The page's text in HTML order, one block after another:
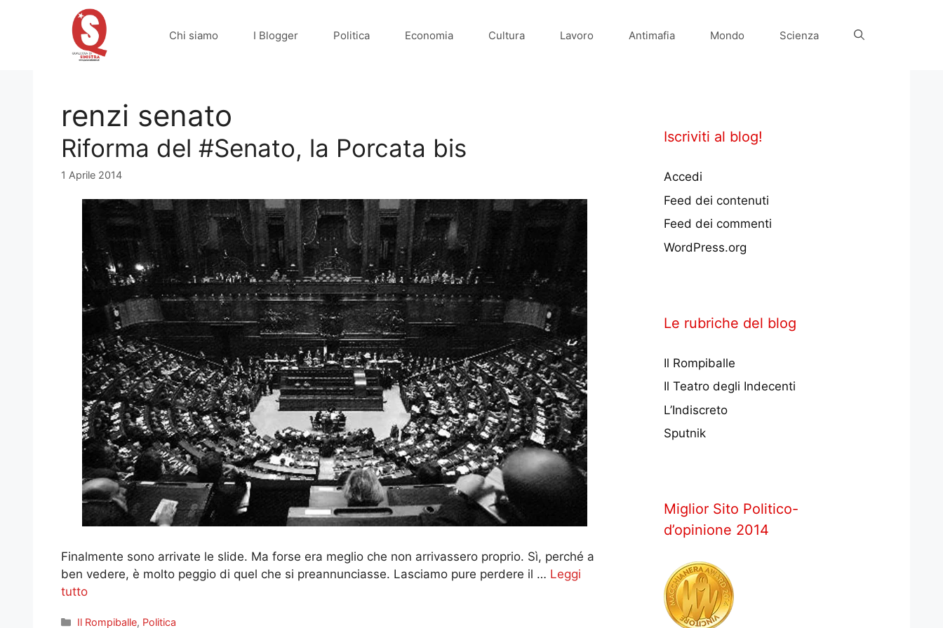
Chi siamo I Blogger Politica Economia Cultura Lavoro Antimafia Mondo Scienza
renzi senato
Riforma del #Senato, la Porcata bis
1 Aprile 2014
Finalmente sono arrivate le slide. Ma forse era meglio che non arrivassero proprio. Sì, perché a
ben vedere, è molto peggio di quel che si preannunciasse. Lasciamo pure perdere il … Leggi
tutto
Categorie
Il Rompiballe, Politica
Iscriviti al blog!
Accedi
Feed dei contenuti
Feed dei commenti
WordPress.org
Le rubriche del blog
Il Rompiballe
Il Teatro degli Indecenti
L’Indiscreto
Sputnik
Miglior Sito Politico-
d’opinione 2014